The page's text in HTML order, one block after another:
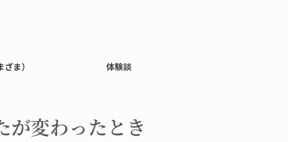
ま） 体験談
が変わったとき